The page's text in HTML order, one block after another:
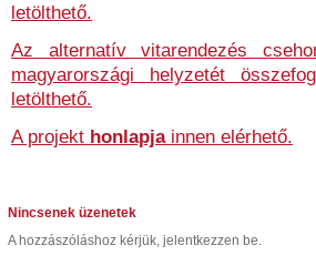
letölthető.
Az alternatív vitarendezés
magyarországi helyzetét
letölthető.
A projekt honlapjainnen elérhető.
Nincsenek üzenetek
A hozzászóláshoz kérjük, jelentkezzen be.